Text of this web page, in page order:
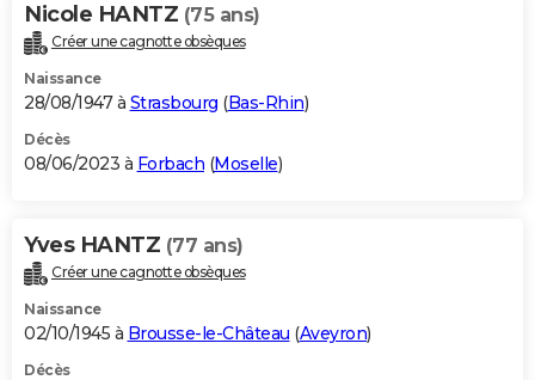
Nicole HANTZ (75 ans)
Créer une cagnotte obsèques
Naissance
28/08/1947 à Strasbourg (Bas-Rhin)
Décès
08/06/2023 à Forbach (Moselle)
Yves HANTZ (77 ans)
Créer une cagnotte obsèques
Naissance
02/10/1945 à Brousse-le-Château (Aveyron)
Décès